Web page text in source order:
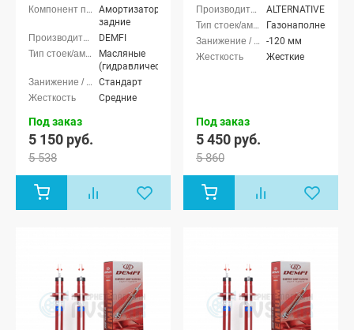
Амортизаторы
задние
DEMFI
Масляные
(гидравлические)
Стандарт
Средние
Под заказ
5 150 руб.
5 538
ALTERNATIVE
Газонаполненные
-120 мм
Жесткие
Под заказ
5 450 руб.
5 860